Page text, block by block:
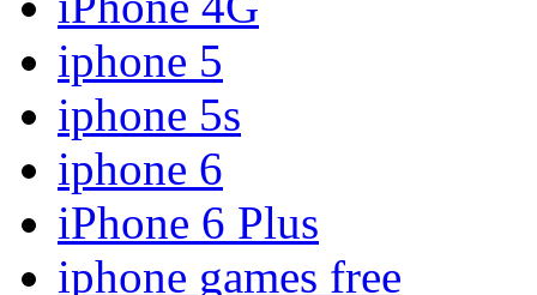
iphone 5
iphone 5s
iphone 6
iPhone 6 Plus
iphone games free